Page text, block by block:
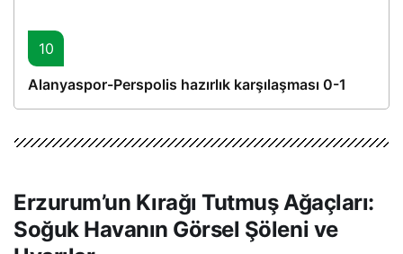
10
Alanyaspor-Perspolis hazırlık karşılaşması 0-1
Erzurum’un Kırağı Tutmuş Ağaçları:
Soğuk Havanın Görsel Şöleni ve